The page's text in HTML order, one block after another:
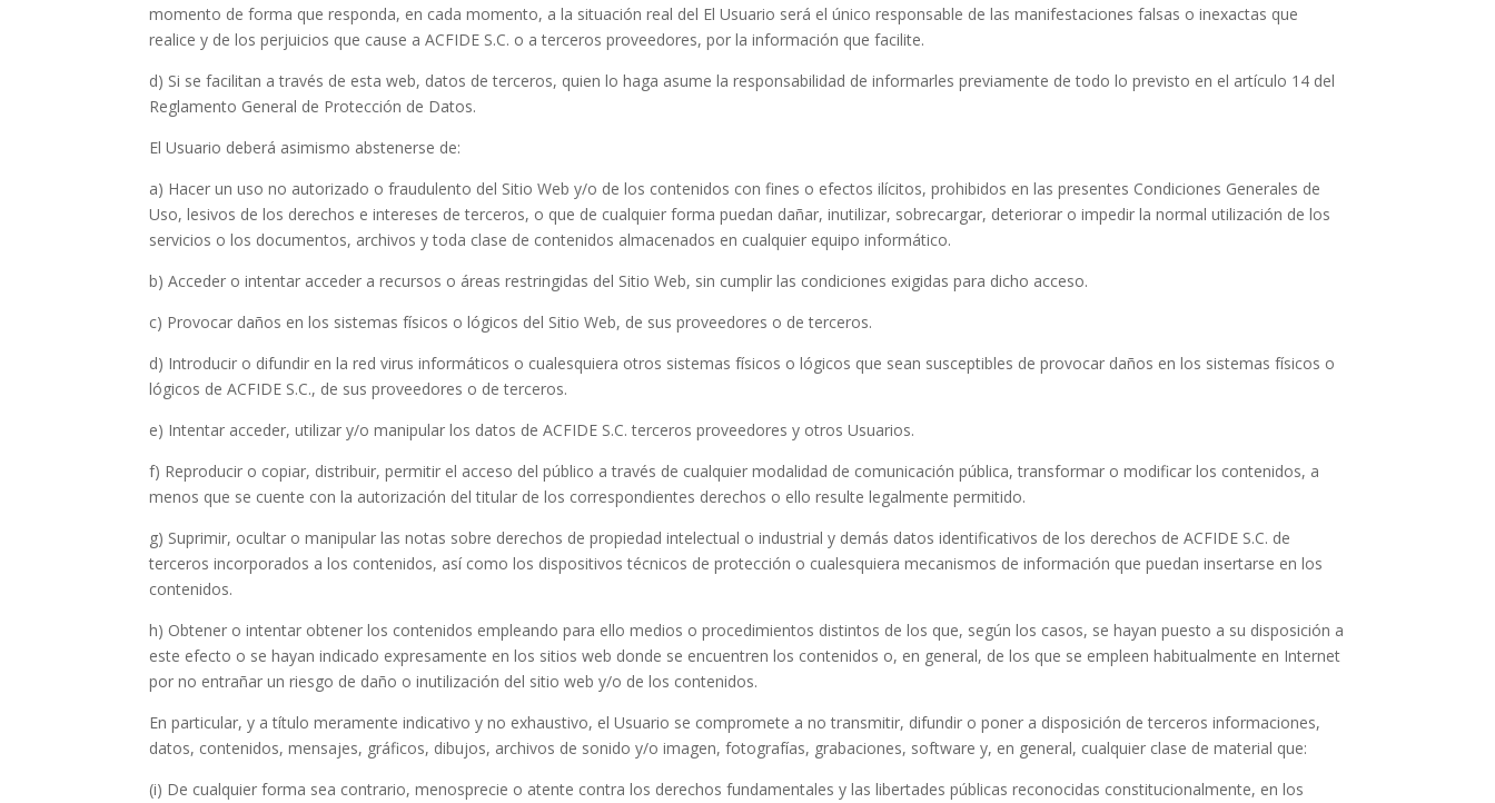
momento de forma que responda, en cada momento, a la situación real del El Usuario será el único responsable de las manifestaciones falsas o inexactas que
realice y de los perjuicios que cause a ACFIDE S.C. o a terceros proveedores, por la información que facilite.
d) Si se facilitan a través de esta web, datos de terceros, quien lo haga asume la responsabilidad de informarles previamente de todo lo previsto en el artículo 14 del
Reglamento General de Protección de Datos.
El Usuario deberá asimismo abstenerse de:
a) Hacer un uso no autorizado o fraudulento del Sitio Web y/o de los contenidos con fines o efectos ilícitos, prohibidos en las presentes Condiciones Generales de
Uso, lesivos de los derechos e intereses de terceros, o que de cualquier forma puedan dañar, inutilizar, sobrecargar, deteriorar o impedir la normal utilización de los
servicios o los documentos, archivos y toda clase de contenidos almacenados en cualquier equipo informático.
b) Acceder o intentar acceder a recursos o áreas restringidas del Sitio Web, sin cumplir las condiciones exigidas para dicho acceso.
c) Provocar daños en los sistemas físicos o lógicos del Sitio Web, de sus proveedores o de terceros.
d) Introducir o difundir en la red virus informáticos o cualesquiera otros sistemas físicos o lógicos que sean susceptibles de provocar daños en los sistemas físicos o
lógicos de ACFIDE S.C., de sus proveedores o de terceros.
e) Intentar acceder, utilizar y/o manipular los datos de ACFIDE S.C. terceros proveedores y otros Usuarios.
f) Reproducir o copiar, distribuir, permitir el acceso del público a través de cualquier modalidad de comunicación pública, transformar o modificar los contenidos, a
menos que se cuente con la autorización del titular de los correspondientes derechos o ello resulte legalmente permitido.
g) Suprimir, ocultar o manipular las notas sobre derechos de propiedad intelectual o industrial y demás datos identificativos de los derechos de ACFIDE S.C. de
terceros incorporados a los contenidos, así como los dispositivos técnicos de protección o cualesquiera mecanismos de información que puedan insertarse en los
contenidos.
h) Obtener o intentar obtener los contenidos empleando para ello medios o procedimientos distintos de los que, según los casos, se hayan puesto a su disposición a
este efecto o se hayan indicado expresamente en los sitios web donde se encuentren los contenidos o, en general, de los que se empleen habitualmente en Internet
por no entrañar un riesgo de daño o inutilización del sitio web y/o de los contenidos.
En particular, y a título meramente indicativo y no exhaustivo, el Usuario se compromete a no transmitir, difundir o poner a disposición de terceros informaciones,
datos, contenidos, mensajes, gráficos, dibujos, archivos de sonido y/o imagen, fotografías, grabaciones, software y, en general, cualquier clase de material que:
(i) De cualquier forma sea contrario, menosprecie o atente contra los derechos fundamentales y las libertades públicas reconocidas constitucionalmente, en los